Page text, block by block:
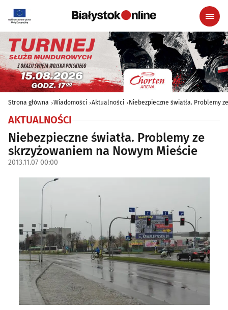
Strona główna Wiadomości Aktualności Niebezpieczne światła. Problemy
AKTUALNOŚCI
Niebezpieczne światła. Problemy ze
skrzyżowaniem na Nowym Mieście
2013.11.07 00:00